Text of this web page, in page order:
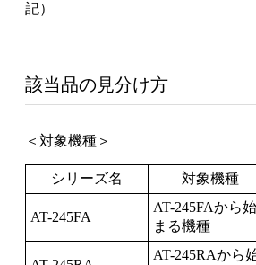
記）
該当品の見分け方
＜対象機種＞
シリーズ名 対象機種
AT-245FA
AT-245FAから始
まる機種
AT-245RAから